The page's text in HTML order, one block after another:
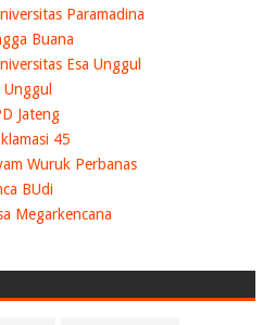
Paramadina
Buana
Esa Unggul
Jateng
45
Wuruk Perbanas
BUdi
Megarkencana